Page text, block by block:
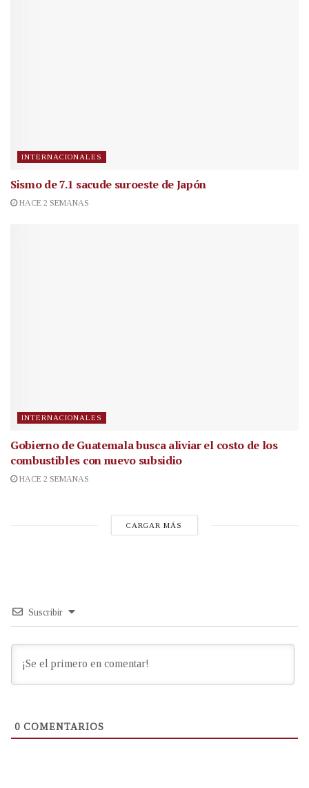
INTERNACIONALES
Sismo de 7.1 sacude suroeste de Japón
HACE 2 SEMANAS
INTERNACIONALES
Gobierno de Guatemala busca aliviar el costo de los
combustibles con nuevo subsidio
HACE 2 SEMANAS
CARGAR MÁS
Suscribir
0 COMENTARIOS